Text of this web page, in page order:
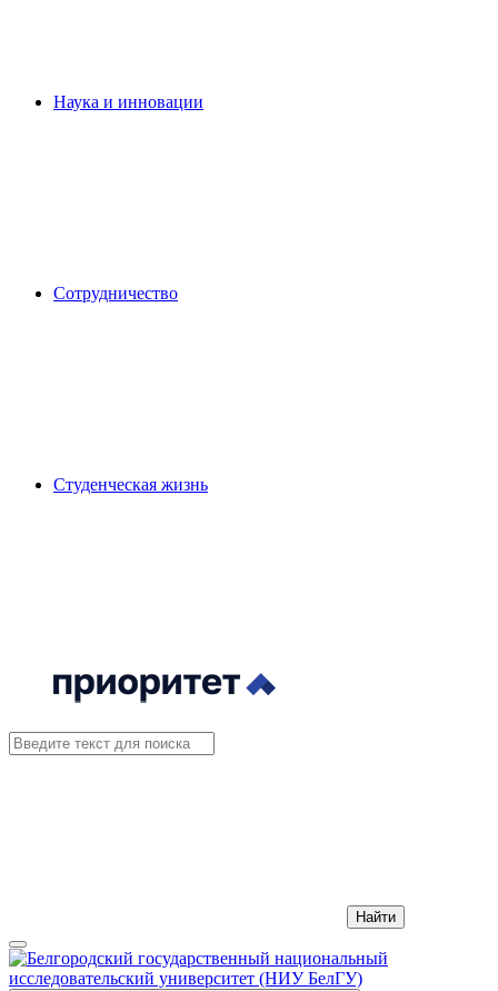
Наука и инновации
Сотрудничество
Студенческая жизнь
Найти